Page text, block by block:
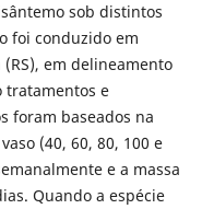
sob distintos
foi conduzido em
em delineamento
tratamentos e
foram baseados na
(40, 60, 80, 100 e
e a massa
Quando a espécie